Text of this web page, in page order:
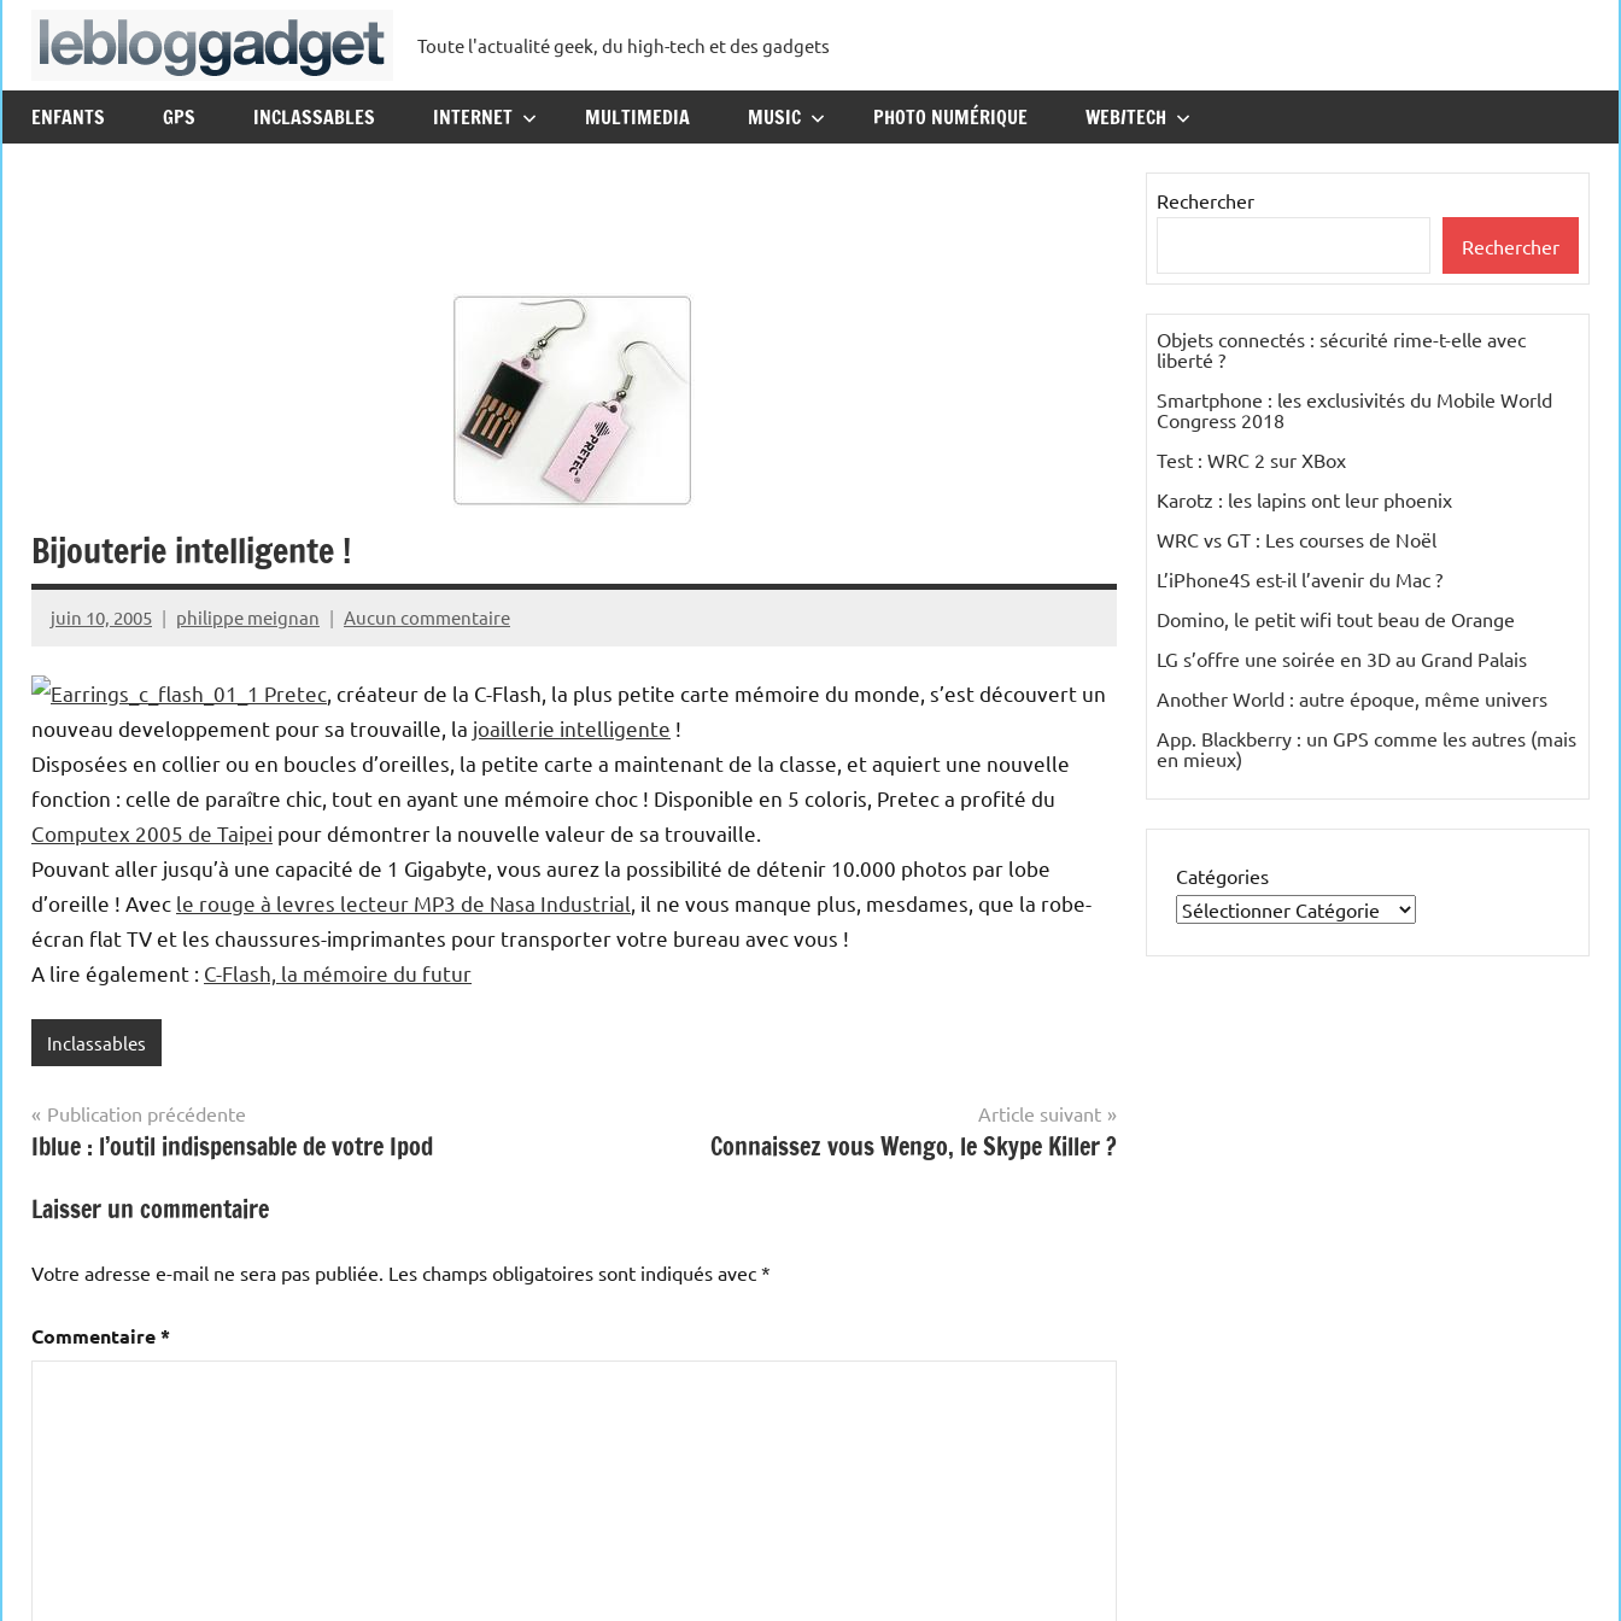
Aller
lebloggadget
Toute l'actualité geek, du high-tech et des gadgets
ENFANTS GPS INCLASSABLES INTERNET MULTIMEDIA MUSIC PHOTO NUMÉRIQUE WEB/TECH
Bijouterie intelligente !
juin 10, 2005 philippe meignan Aucun commentaire
Pretec , créateur de la C-Flash, la plus petite carte mémoire du monde, s’est découvert un
nouveau developpement pour sa trouvaille, la joaillerie intelligente !
Disposées en collier ou en boucles d’oreilles, la petite carte a maintenant de la classe, et aquiert une nouvelle
fonction : celle de paraître chic, tout en ayant une mémoire choc ! Disponible en 5 coloris, Pretec a profité du
Computex 2005 de Taipei pour démontrer la nouvelle valeur de sa trouvaille.
Pouvant aller jusqu’à une capacité de 1 Gigabyte, vous aurez la possibilité de détenir 10.000 photos par lobe
d’oreille ! Avec le rouge à levres lecteur MP3 de Nasa Industrial , il ne vous manque plus, mesdames, que la robe-
écran flat TV et les chaussures-imprimantes pour transporter votre bureau avec vous !
A lire également : C-Flash, la mémoire du futur
Inclassables
Navigation
de
l’article
Publication précédente
Iblue : l’outil indispensable de votre Ipod
Article suivant
Connaissez vous Wengo, le Skype Killer ?
Laisser un commentaire
Votre adresse e-mail ne sera pas publiée. Les champs obligatoires sont indiqués avec *
Commentaire*
Rechercher
Rechercher
Objets connectés : sécurité rime-t-elle avec
liberté ?
Smartphone : les exclusivités du Mobile World
Congress 2018
Test : WRC 2 sur XBox
Karotz : les lapins ont leur phoenix
WRC vs GT : Les courses de Noël
L’iPhone4S est-il l’avenir du Mac ?
Domino, le petit wifi tout beau de Orange
LG s’offre une soirée en 3D au Grand Palais
Another World : autre époque, même univers
App. Blackberry : un GPS comme les autres (mais
en mieux)
Catégories